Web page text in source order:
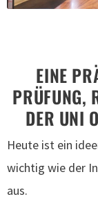
EINE
PRÜFUNG,
DER UNI
Heute ist ein
wichtig wie der
aus.